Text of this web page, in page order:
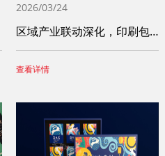
2026/03/24
区域产业联动深化，印刷包装服务网络不断完
查看详情